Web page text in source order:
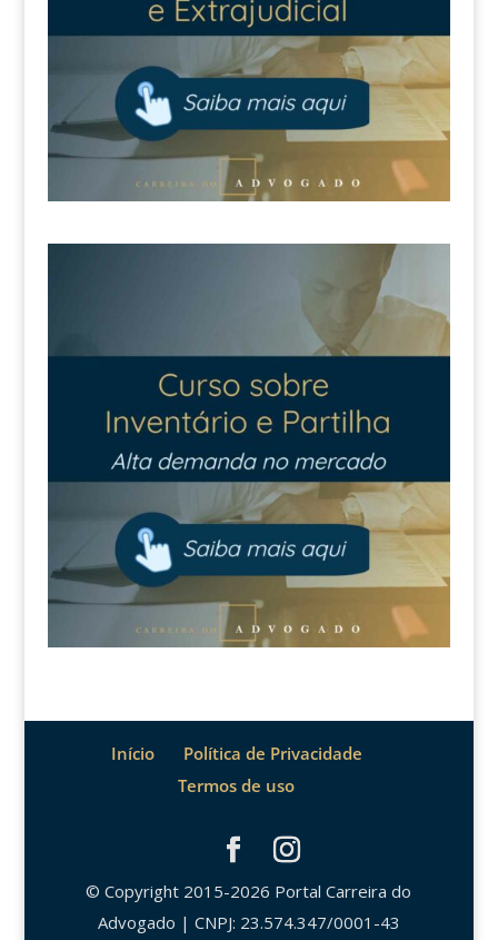
Início
Política de Privacidade
Termos de uso
© Copyright 2015-2026 Portal Carreira do
Advogado | CNPJ: 23.574.347/0001-43